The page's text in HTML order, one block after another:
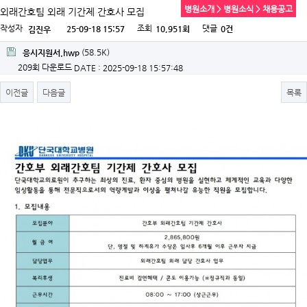
병원소개 > 병원소식 > 채용공고
외래간호팀 외래 기간제 간호사 모집
작성자 김진우 25-09-18 15:57 조회 10,951회 댓글 0건
응시지원서.hwp (58.5K)
209회 다운로드 DATE : 2025-09-18 15:57:48
이전글 다음글 목록